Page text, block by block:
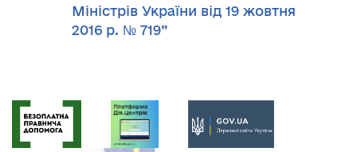
Міністрів України від 19 жовтня
2016 р. № 719”